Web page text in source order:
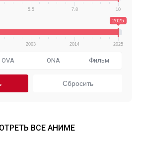
5.5 7.8 10
2025
2003 2014 2025
OVA ONA Фильм
ВСЕ АНИМЕ